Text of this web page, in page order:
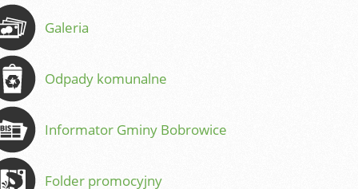
Galeria
Odpady komunalne
Informator Gminy Bobrowice
Folder promocyjny